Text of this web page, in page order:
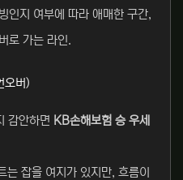
인지 여부에 따라 애매한 구간,
로 가는 라인.
버)
감안하면 KB손해보험 승 우세
는 잡을 여지가 있지만, 흐름이